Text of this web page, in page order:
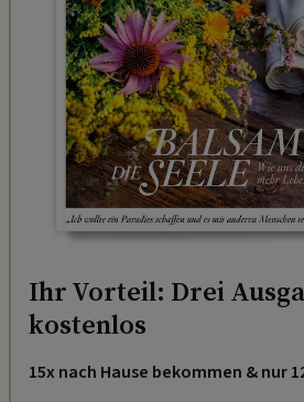
Ihr Vorteil: Drei
kostenlos
15x nach Hause bekommen & nur